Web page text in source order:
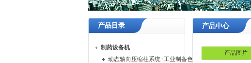
产品目录
制药设备机
动态轴向压缩柱系统+工业制备色谱系统
产品中心
产品图片